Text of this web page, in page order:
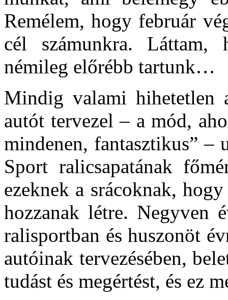
Remélem, hogy február
cél számunkra.
némileg előrébb tartunk…
Mindig valami hihetetlen
autót tervezel – a mód,
mindenen, fantasztikus”
Sport ralicsapatának
ezeknek a srácoknak,
hozzanak létre. Negyven
ralisportban és huszonöt
autóinak tervezésében,
tudást és megértést, és ez